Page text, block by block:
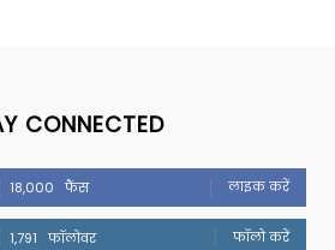
CONNECTED
18,000 फैंस लाइक करें
1,791 फॉलोवर फॉलो करें